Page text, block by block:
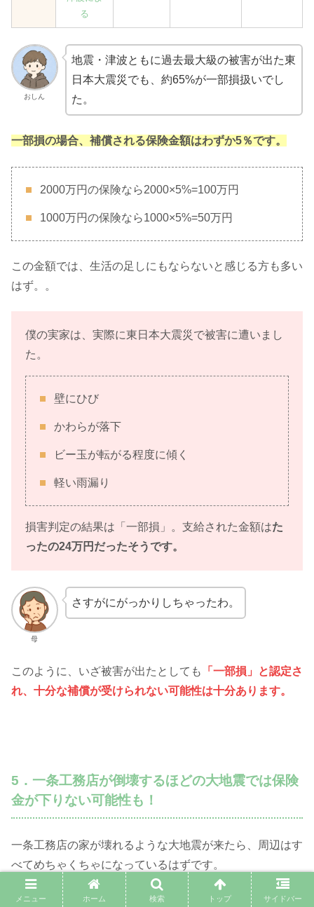
る
おしん
地震・津波ともに過去最大級の被害が出た東
日本大震災でも、約65%が一部損扱いでし
た。
一部損の場合、補償される保険金額はわずか5％です。
2000万円の保険なら2000×5%=100万円
1000万円の保険なら1000×5%=50万円
この金額では、生活の足しにもならないと感じる方も多い
はず。。
僕の実家は、実際に東日本大震災で被害に遭いまし
た。
壁にひび
かわらが落下
ビー玉が転がる程度に傾く
軽い雨漏り
損害判定の結果は「一部損」。支給された金額はた
ったの24万円だったそうです。
母
さすがにがっかりしちゃったわ。
このように、いざ被害が出たとしても
「一部損」と認定さ
れ、十分な補償が受けられない可能性は十分あります。
5．一条工務店が倒壊するほどの大地震では保険
金が下りない可能性も！
一条工務店の家が壊れるような大地震が来たら、周辺はす
べてめちゃくちゃになっているはずです。
そんな大地震では、 保険金が下りない可能性があります。
メニュー ホーム 検索 トップ サイドバー